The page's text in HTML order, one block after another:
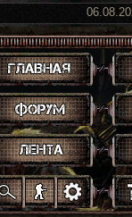
.
.
.
. . .